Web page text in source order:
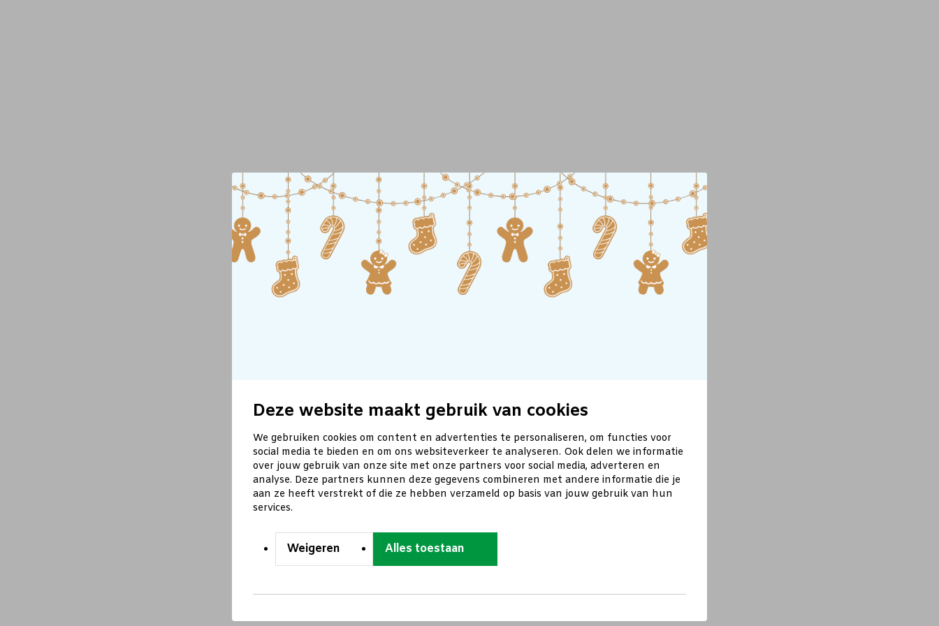
Deze website maakt gebruik van cookies
We gebruiken cookies om content en advertenties te personaliseren, om functies voor
social media te bieden en om ons websiteverkeer te analyseren. Ook delen we informatie
over jouw gebruik van onze site met onze partners voor social media, adverteren en
analyse. Deze partners kunnen deze gegevens combineren met andere informatie die je
aan ze heeft verstrekt of die ze hebben verzameld op basis van jouw gebruik van hun
services.
Weigeren Alles toestaan